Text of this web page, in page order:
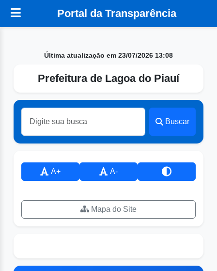
Portal da Transparência
Última atualização em 23/07/2026 13:08
Prefeitura de Lagoa do Piauí
Buscar
A+ A-
Mapa do Site